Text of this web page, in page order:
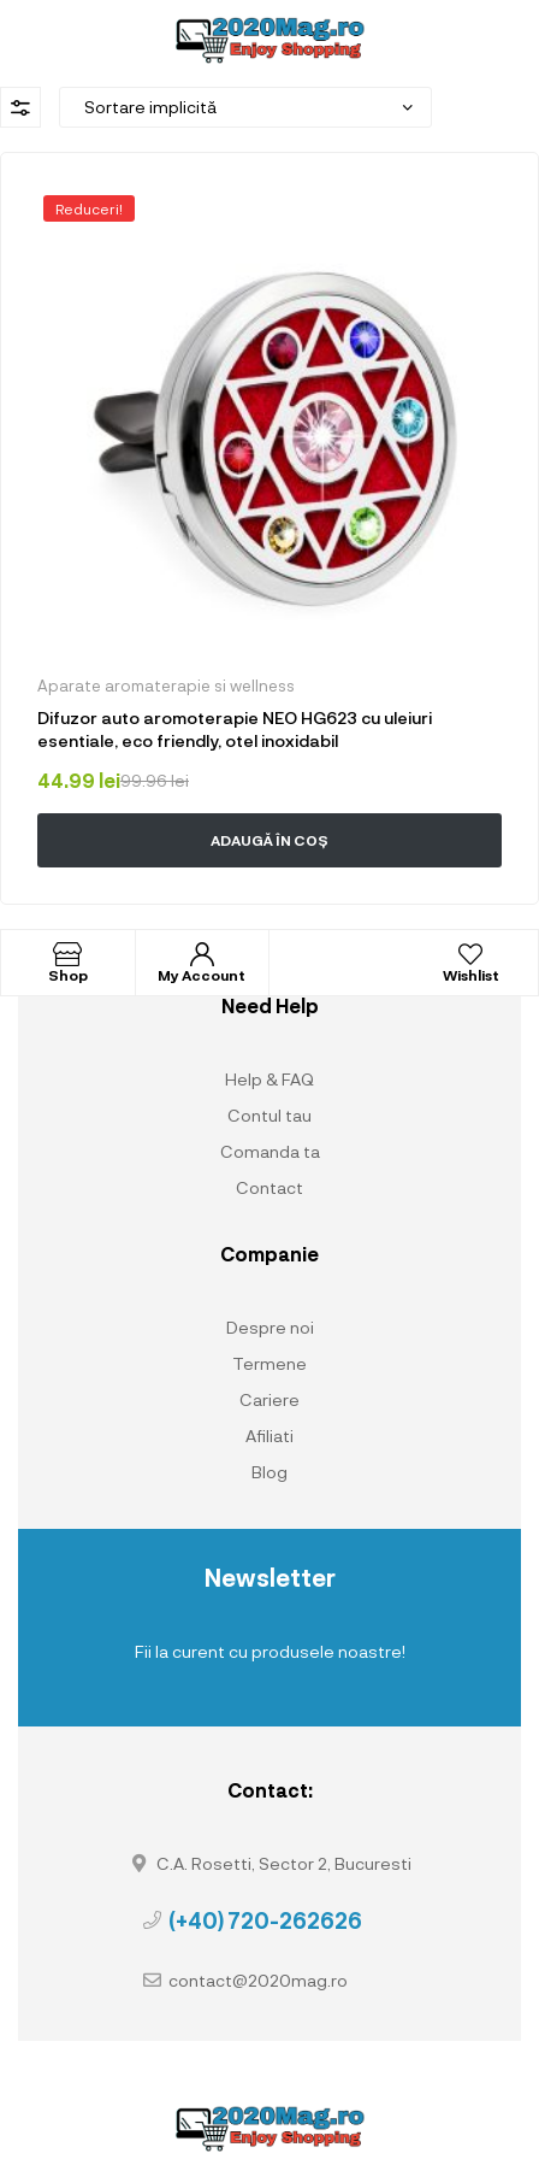
Reduceri!
Aparate aromaterapie si wellness
Difuzor auto aromoterapie NEO HG623 cu uleiuri
esentiale, eco friendly, otel inoxidabil
99.96lei
44.99 lei
ADAUGĂ ÎN COȘ
Shop My Account Wishlist
Need Help
Help & FAQ
Contul tau
Comanda ta
Contact
Companie
Despre noi
Termene
Cariere
Afiliati
Blog
Newsletter
Fii la curent cu produsele noastre!
Contact:
C.A. Rosetti, Sector 2, Bucuresti
(+40) 720-262626
contact@2020mag.ro